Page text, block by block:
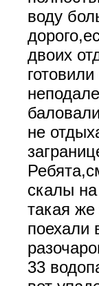
воду
двоих
не
скалы
такая же
поехали
33